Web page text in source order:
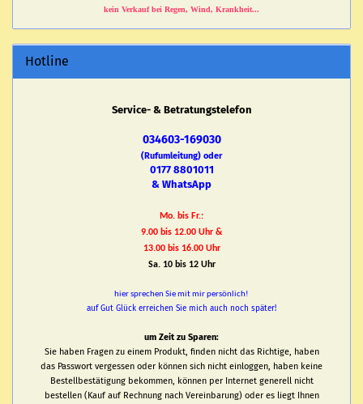
kein Verkauf bei Regen, Wind, Krankheit...
Hotline
Service- & Betratungstelefon
034603-169030
(Rufumleitung) oder
0177 8801011
& WhatsApp
Mo. bis Fr.:
9.00 bis 12.00 Uhr &
13.00 bis 16.00 Uhr
Sa. 10 bis 12 Uhr
hier sprechen Sie mit mir persönlich!
auf Gut Glück erreichen Sie mich auch noch später!
um Zeit zu Sparen:
Sie haben Fragen zu einem Produkt, finden nicht das Richtige, haben
das Passwort vergessen oder können sich nicht einloggen, haben keine
Bestellbestätigung bekommen, können per Internet generell nicht
bestellen (Kauf auf Rechnung nach Vereinbarung) oder es liegt Ihnen